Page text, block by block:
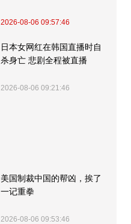
2026-08-06 09:57:46
日本女网红在韩国直播时自
杀身亡 悲剧全程被直播
2026-08-06 09:21:46
美国制裁中国的帮凶，挨了
一记重拳
2026-08-06 09:53:46